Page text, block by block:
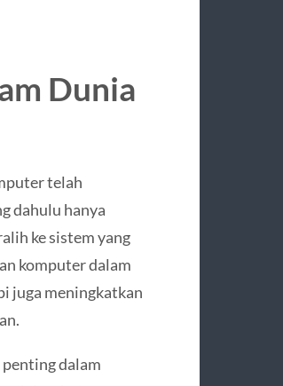
Dunia
telah
dahulu hanya
ke sistem yang
komputer dalam
juga meningkatkan
dalam